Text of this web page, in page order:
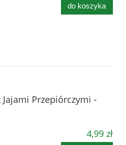
do koszyka
Jajami Przepiórczymi -
4,99 zł